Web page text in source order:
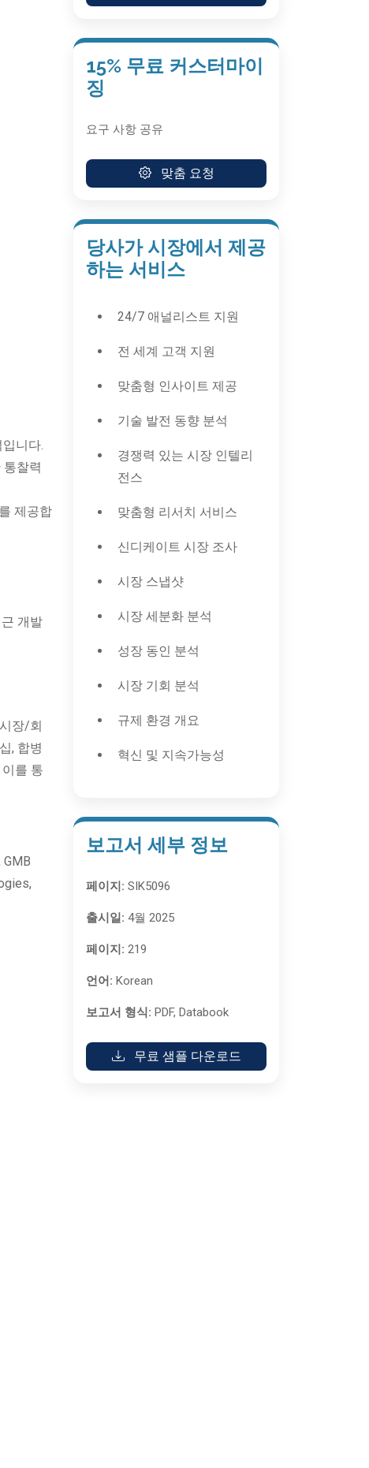
니다.
찰력
제공합
개발
장/회
, 합병
를 통
15% 무료 커스터마이
징
요구 사항 공유
맞춤 요청
당사가 시장에서 제공
하는 서비스
24/7 애널리스트 지원
전 세계 고객 지원
맞춤형 인사이트 제공
기술 발전 동향 분석
경쟁력 있는 시장 인텔리
전스
맞춤형 리서치 서비스
신디케이트 시장 조사
시장 스냅샷
시장 세분화 분석
성장 동인 분석
시장 기회 분석
규제 환경 개요
혁신 및 지속가능성
보고서 세부 정보
페이지: SIK5096
출시일: 4월 2025
페이지: 219
언어: Korean
보고서 형식: PDF, Databook
무료 샘플 다운로드